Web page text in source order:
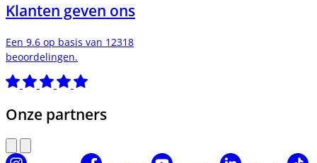
Klanten geven ons
Een 9.6 op basis van 12318
beoordelingen.
Onze partners